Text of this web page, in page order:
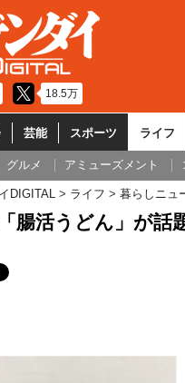
18.5万
芸能 スポーツ ライフ
グルメ アミューズメント
DIGITAL ライフ 暮らしニュ
腸活うどん」が話